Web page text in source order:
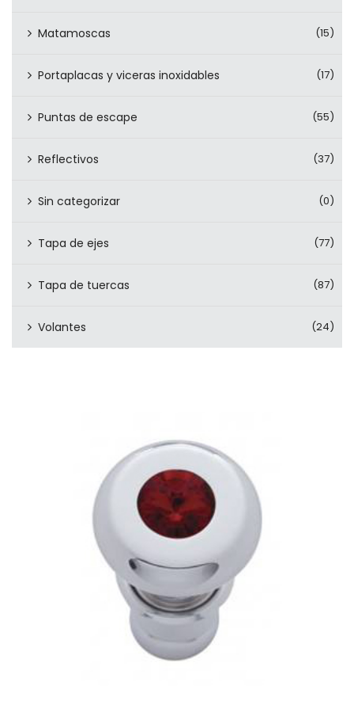
Matamoscas (15)
Portaplacas y viceras inoxidables (17)
Puntas de escape (55)
Reflectivos (37)
Sin categorizar (0)
Tapa de ejes (77)
Tapa de tuercas (87)
Volantes (24)